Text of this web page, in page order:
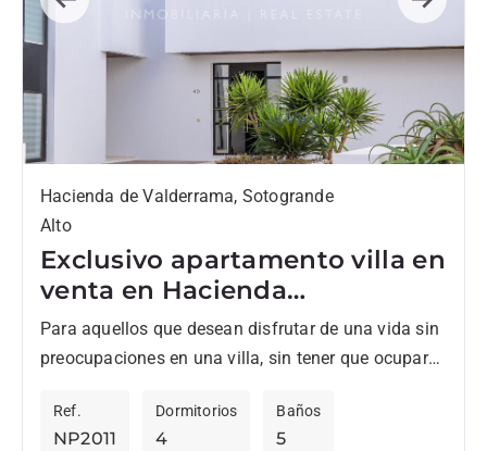
Previous Next
Hacienda de Valderrama, Sotogrande
Alto
Exclusivo apartamento villa en
venta en Hacienda
Valderrama
Para aquellos que desean disfrutar de una vida sin
preocupaciones en una villa, sin tener que ocuparse
NP2011
Ref.
4
Dormitorios
5
Baños